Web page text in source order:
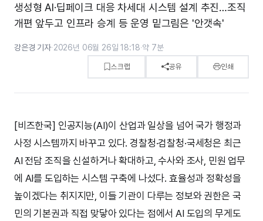
생성형 AI·딥페이크 대응 차세대 시스템 설계 추진…조직
개편 앞두고 인프라 승계 등 운영 밑그림은 '안갯속'
강은경 기자·2026년 06월 26일 18:18·약 7분
스크랩 공유 인쇄
[비즈한국] 인공지능(AI)이 산업과 일상을 넘어 국가 행정과
사정 시스템까지 바꾸고 있다. 경찰청·검찰청·국세청은 최근
AI 전담 조직을 신설하거나 확대하고, 수사와 조사, 민원 업무
에 AI를 도입하는 시스템 구축에 나섰다. 효율성과 정확성을
높이겠다는 취지지만, 이들 기관이 다루는 정보와 권한은 국
민의 기본권과 직접 맞닿아 있다는 점에서 AI 도입의 무게도